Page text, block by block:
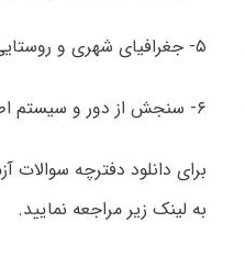
۵- جغرافیای شهری و روستایی
۶- سنجش از دور و سیستم اطلاعات جغرافیایی (GIS)
به لینک زیر مراجعه نمایید.